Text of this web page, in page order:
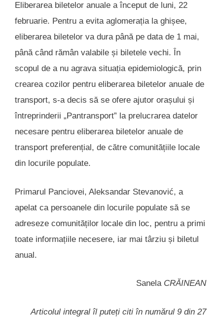
Eliberarea biletelor anuale a început de luni, 22
februarie. Pentru a evita aglomerația la ghișee,
eliberarea biletelor va dura până pe data de 1 mai,
până când rămân valabile și biletele vechi. În
scopul de a nu agrava situația epidemiologică, prin
crearea cozilor pentru eliberarea biletelor anuale de
transport, s-a decis să se ofere ajutor orașului și
întreprinderii „Pantransport” la prelucrarea datelor
necesare pentru eliberarea biletelor anuale de
transport preferențial, de către comunitățiile locale
din locurile populate.
Primarul Panciovei, Aleksandar Stevanović, a
apelat ca persoanele din locurile populate să se
adreseze comunităților locale din loc, pentru a primi
toate informațiile necesere, iar mai târziu și biletul
anual.
Sanela CRĂINEAN
Articolul integral îl puteți citi în numărul 9 din 27